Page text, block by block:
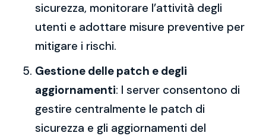
sicurezza, monitorare l’attività degli
utenti e adottare misure preventive per
mitigare i rischi.
Gestione delle patch e degli
aggiornamenti: I server consentono di
gestire centralmente le patch di
sicurezza e gli aggiornamenti del